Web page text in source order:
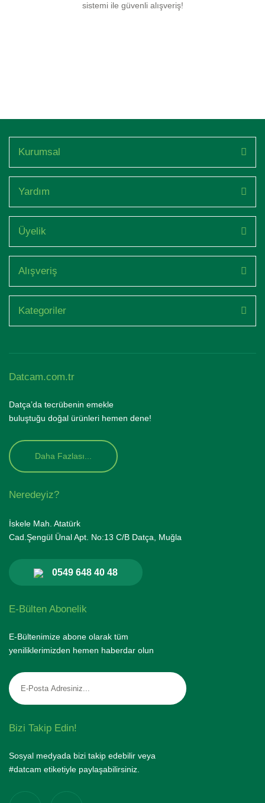
sistemi ile güvenli alışveriş!
Kurumsal
Yardım
Üyelik
Alışveriş
Kategoriler
Datcam.com.tr
Datça’da tecrübenin emekle
buluştuğu doğal ürünleri hemen dene!
Daha Fazlası...
Neredeyiz?
İskele Mah. Atatürk
Cad.Şengül Ünal Apt. No:13 C/B Datça, Muğla
0549 648 40 48
E-Bülten Abonelik
E-Bültenimize abone olarak tüm
yeniliklerimizden hemen haberdar olun
Bizi Takip Edin!
Sosyal medyada bizi takip edebilir veya
#datcam etiketiyle paylaşabilirsiniz.